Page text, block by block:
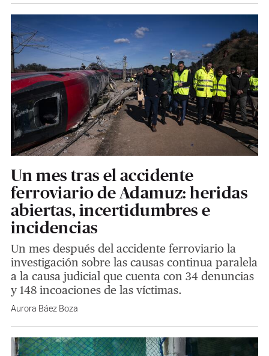
Un mes tras el accidente
ferroviario de Adamuz: heridas
abiertas, incertidumbres e
incidencias
Un mes después del accidente ferroviario la
investigación sobre las causas continua paralela
a la causa judicial que cuenta con 34 denuncias
y 148 incoaciones de las víctimas.
Aurora Báez Boza